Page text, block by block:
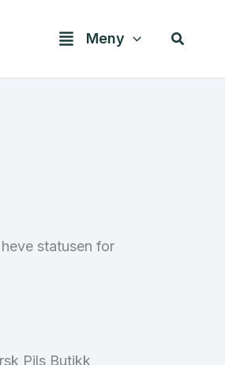
Meny Søk
statusen for
Pils Butikk